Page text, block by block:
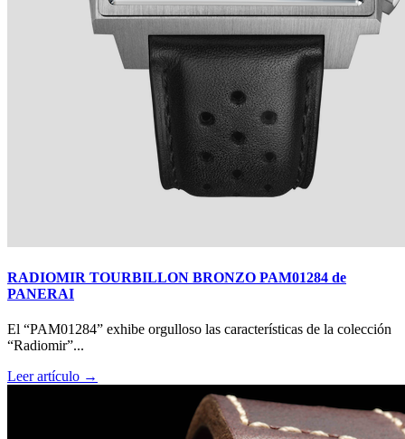
RADIOMIR TOURBILLON BRONZO PAM01284 de
PANERAI
El “PAM01284” exhibe orgulloso las características de la colección
“Radiomir”...
Leer artículo →